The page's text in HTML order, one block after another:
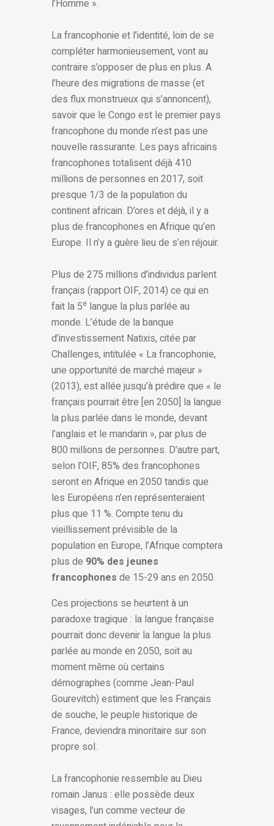
l’Homme ».
La francophonie et l’identité, loin de se
compléter harmonieusement, vont au
contraire s’opposer de plus en plus. A
l’heure des migrations de masse (et
des flux monstrueux qui s’annoncent),
savoir que le Congo est le premier pays
francophone du monde n’est pas une
nouvelle rassurante. Les pays africains
francophones totalisent déjà 410
millions de personnes en 2017, soit
presque 1/3 de la population du
continent africain. D’ores et déjà, il y a
plus de francophones en Afrique qu’en
Europe. Il n’y a guère lieu de s’en réjouir.
Plus de 275 millions d’individus parlent
français (rapport OIF, 2014) ce qui en
fait la 5e langue la plus parlée au
monde. L’étude de la banque
d’investissement Natixis, citée par
Challenges, intitulée « La francophonie,
une opportunité de marché majeur »
(2013), est allée jusqu’à prédire que « le
français pourrait être [en 2050] la langue
la plus parlée dans le monde, devant
l’anglais et le mandarin », par plus de
800 millions de personnes. D’autre part,
selon l’OIF, 85% des francophones
seront en Afrique en 2050 tandis que
les Européens n’en représenteraient
plus que 11 %. Compte tenu du
vieillissement prévisible de la
population en Europe, l’Afrique comptera
plus de 90% des jeunes
francophones de 15-29 ans en 2050.
Ces projections se heurtent à un
paradoxe tragique : la langue française
pourrait donc devenir la langue la plus
parlée au monde en 2050, soit au
moment même où certains
démographes (comme Jean-Paul
Gourevitch) estiment que les Français
de souche, le peuple historique de
France, deviendra minoritaire sur son
propre sol.
La francophonie ressemble au Dieu
romain Janus : elle possède deux
visages, l’un comme vecteur de